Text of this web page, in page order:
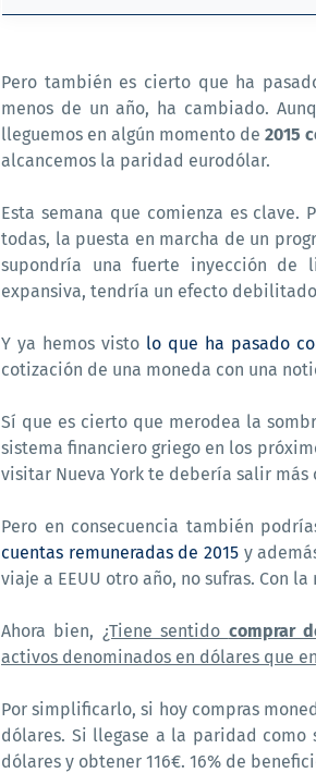
Pero también es cierto que ha
menos de un año, ha cambiado.
lleguemos en algún momento de2015
alcancemos la paridad eurodólar.
Esta semana que comienza es clave.
todas, la puesta en marcha de un
supondría una fuerte inyección de
expansiva, tendría un efecto
Y ya hemos visto lo que ha pasado
cotización de una moneda con una
Sí que es cierto que merodea la
sistema financiero griego en los
visitar Nueva York te debería salir
Pero en consecuencia también
cuentas remuneradas de 2015 y
viaje a EEUU otro año, no sufras. Con
Ahora bien, ¿Tiene sentido comprar
activos denominados en dólares que
Por simplificarlo, si hoy compras
dólares. Si llegase a la paridad
dólares y obtener 116€. 16% de